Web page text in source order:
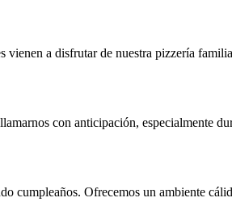
vienen a disfrutar de nuestra pizzería
con anticipación, especialmente
cumpleaños. Ofrecemos un ambiente